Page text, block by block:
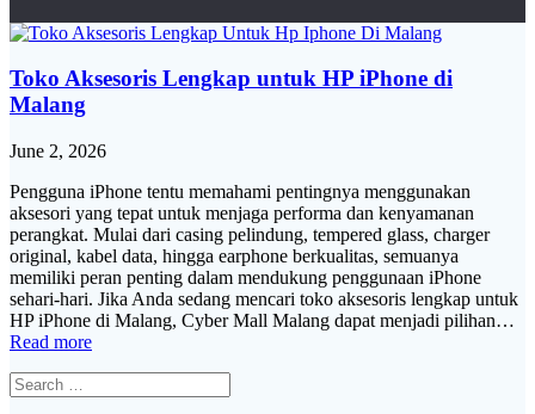
Toko Aksesoris Lengkap untuk HP iPhone di
Malang
June 2, 2026
Pengguna iPhone tentu memahami pentingnya menggunakan
aksesori yang tepat untuk menjaga performa dan kenyamanan
perangkat. Mulai dari casing pelindung, tempered glass, charger
original, kabel data, hingga earphone berkualitas, semuanya
memiliki peran penting dalam mendukung penggunaan iPhone
sehari-hari. Jika Anda sedang mencari toko aksesoris lengkap untuk
HP iPhone di Malang, Cyber Mall Malang dapat menjadi pilihan…
Read more
Search
for: